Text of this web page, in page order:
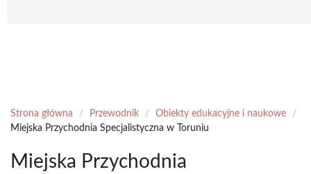
Strona główna / Przewodnik / Obiekty edukacyjne i naukowe
/
Miejska Przychodnia Specjalistyczna w Toruniu
Miejska Przychodnia